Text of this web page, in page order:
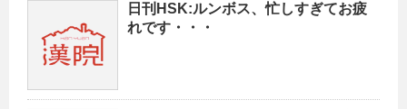
日刊HSK:ルンボス、忙しすぎてお疲
れです・・・